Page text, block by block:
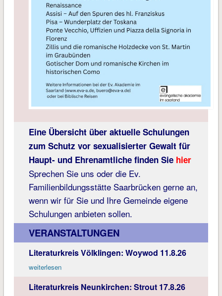
Eine Übersicht über aktuelle Schulungen
zum Schutz vor sexualisierter Gewalt für
Haupt- und Ehrenamtliche finden Sie hier
Sprechen Sie uns oder die Ev.
Familienbildungsstätte Saarbrücken gerne an,
wenn wir für Sie und Ihre Gemeinde eigene
Schulungen anbieten sollen.
VERANSTALTUNGEN
Literaturkreis Völklingen: Woywod 11.8.26
weiterlesen
Literaturkreis Neunkirchen: Strout 17.8.26